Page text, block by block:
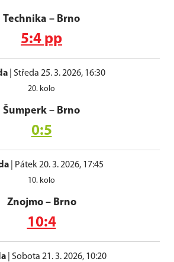
Technika – Brno
5:4 pp
| Středa 25. 3. 2026, 16:30
20. kolo
Šumperk – Brno
0:5
Pátek 20. 3. 2026, 17:45
10. kolo
Znojmo– Brno
10:4
Sobota 21. 3. 2026, 10:20